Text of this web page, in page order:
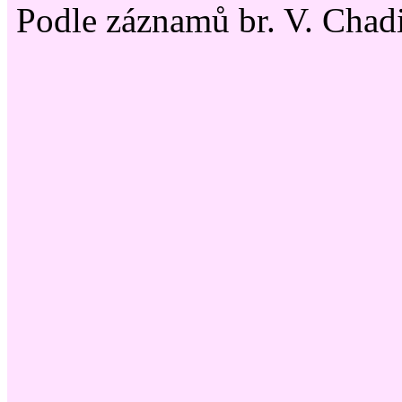
Podle záznamů br. V.